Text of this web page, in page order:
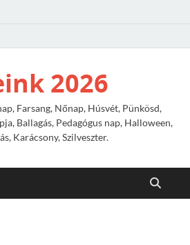
2026
Farsang, Nőnap, Húsvét, Pünkösd,
Ballagás, Pedagógus nap, Halloween,
Karácsony, Szilveszter.